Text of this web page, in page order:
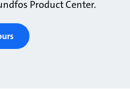
Product Center.